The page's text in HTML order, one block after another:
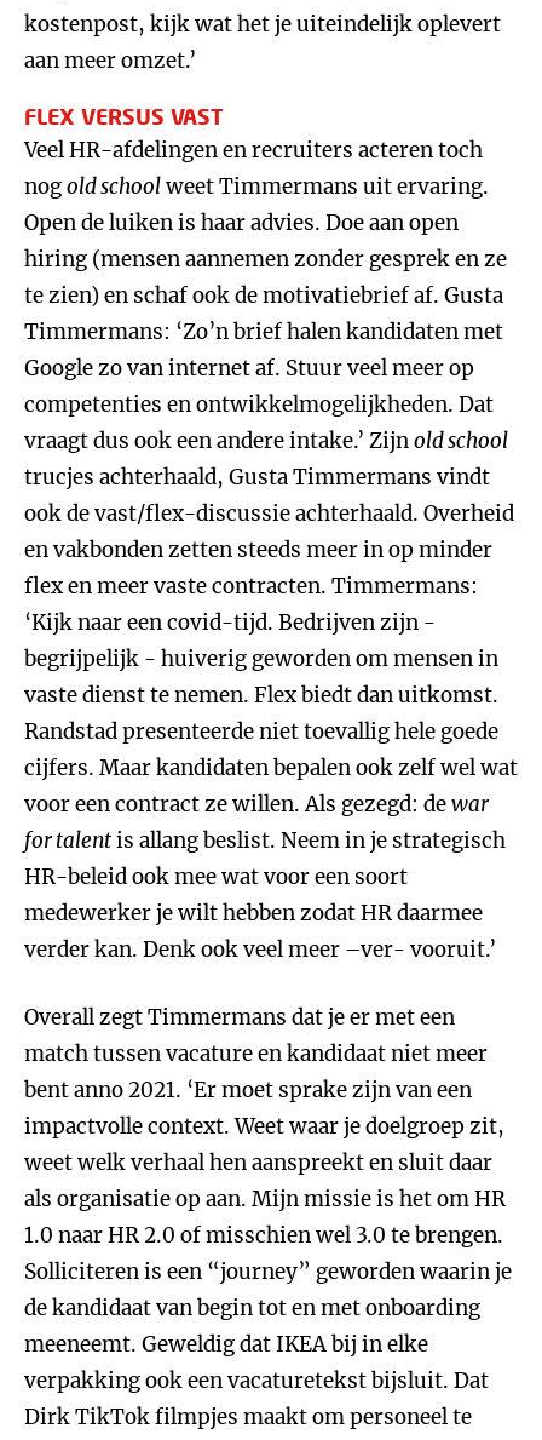
kostenpost, kijk wat het je uiteindelijk oplevert
aan meer omzet.’
FLEX VERSUS VAST
Veel HR-afdelingen en recruiters acteren toch
nogold schoolweet Timmermans uit ervaring.
Open de luiken is haar advies. Doe aan open
hiring (mensen aannemen zonder gesprek en ze
te zien) en schaf ook de motivatiebrief af. Gusta
Timmermans: ‘Zo’n brief halen kandidaten met
Google zo van internet af. Stuur veel meer op
competenties en ontwikkelmogelijkheden. Dat
vraagt dus ook een andere intake.’ Zijnold school
trucjes achterhaald, Gusta Timmermans vindt
ook de vast/flex-discussie achterhaald. Overheid
en vakbonden zetten steeds meer in op minder
flex en meer vaste contracten. Timmermans:
‘Kijk naar een covid-tijd. Bedrijven zijn -
begrijpelijk - huiverig geworden om mensen in
vaste dienst te nemen. Flex biedt dan uitkomst.
Randstad presenteerde niet toevallig hele goede
cijfers. Maar kandidaten bepalen ook zelf wel wat
voor een contract ze willen. Als gezegd: dewar
for talentis allang beslist. Neem in je strategisch
HR-beleid ook mee wat voor een soort
medewerker je wilt hebben zodat HR daarmee
verder kan. Denk ook veel meer –ver- vooruit.’
Overall zegt Timmermans dat je er met een
match tussen vacature en kandidaat niet meer
bent anno 2021. ‘Er moet sprake zijn van een
impactvolle context. Weet waar je doelgroep zit,
weet welk verhaal hen aanspreekt en sluit daar
als organisatie op aan. Mijn missie is het om HR
1.0 naar HR 2.0 of misschien wel 3.0 te brengen.
Solliciteren is een “journey” geworden waarin je
de kandidaat van begin tot en met onboarding
meeneemt. Geweldig dat IKEA bij in elke
verpakking ook een vacaturetekst bijsluit. Dat
Dirk TikTok filmpjes maakt om personeel te